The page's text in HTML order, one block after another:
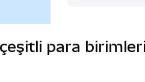
para